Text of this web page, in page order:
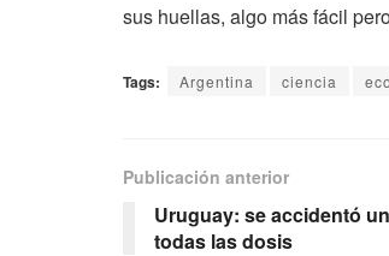
sus huellas, algo más fácil
Tags: Argentina ciencia
Publicación anterior
Uruguay: se accidentó
todas las dosis